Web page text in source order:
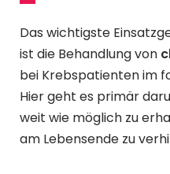
Das wichtigste
ist die Behandlung von
bei Krebspatienten im
Hier geht es primär
weit wie möglich zu
am Lebensende zu